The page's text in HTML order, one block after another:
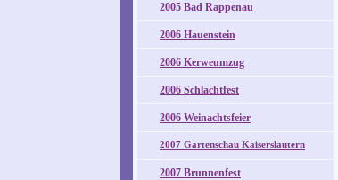
2005 Bad Rappenau
2006 Hauenstein
2006 Kerweumzug
2006 Schlachtfest
2006 Weinachtsfeier
2007 Gartenschau Kaiserslautern
2007 Brunnenfest